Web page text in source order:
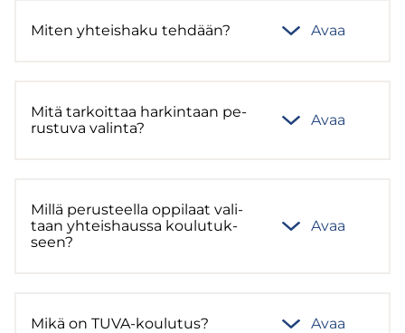
Miten yh­teis­ha­ku teh­dään? Avaa
Mitä tar­koit­taa har­kin­taan pe­
rus­tu­va va­lin­ta?
Avaa
Millä pe­rus­teel­la op­pi­laat va­li­
taan yh­teis­haus­sa kou­lu­tuk­
seen?
Avaa
Mikä on TUVA-​koulutus? Avaa